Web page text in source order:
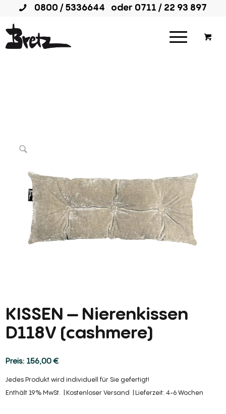
0800 / 5336644 oder 0711 / 22 93 897
KISSEN – Nierenkissen
D118V (cashmere)
156,00€
Jedes Produkt wird individuell für Sie gefertigt!
Enthält 19% MwSt.
Kostenloser Versand Lieferzeit: 4-6 Wochen